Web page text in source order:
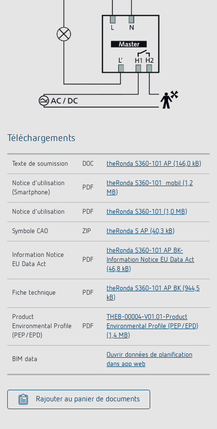
Téléchargements
Texte de soumission DOC theRonda S360-101 AP (146,0 kB)
Notice d'utilisation
(Smartphone)
PDF
theRonda S360-101_mobil (1,2
MB)
Notice d'utilisation PDF theRonda S360-101 (1,0 MB)
Symbole CAO ZIP theRonda S AP (40,3 kB)
Information Notice
EU Data Act
PDF
theRonda S360-101 AP BK-
Information Notice EU Data Act
(46,8 kB)
Fiche technique PDF
theRonda S360-101 AP BK (944,5
kB)
Product
Environmental Profile
(PEP/EPD)
PDF
THEB-00004-V01.01-Product
Environmental Profile (PEP/EPD)
(1,4 MB)
BIM data
Ouvrir données de planification
dans app web
Rajouter au panier de documents